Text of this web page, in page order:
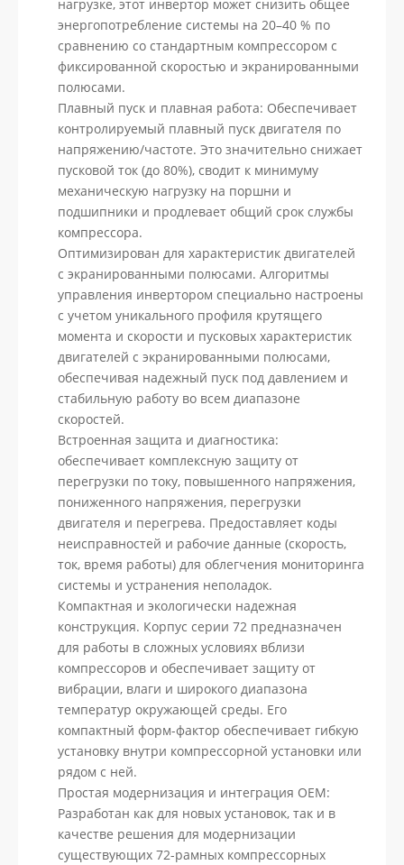
нагрузке, этот инвертор может снизить общее
энергопотребление системы на 20–40 % по
сравнению со стандартным компрессором с
фиксированной скоростью и экранированными
полюсами.
Плавный пуск и плавная работа: Обеспечивает
контролируемый плавный пуск двигателя по
напряжению/частоте. Это значительно снижает
пусковой ток (до 80%), сводит к минимуму
механическую нагрузку на поршни и
подшипники и продлевает общий срок службы
компрессора.
Оптимизирован для характеристик двигателей
с экранированными полюсами. Алгоритмы
управления инвертором специально настроены
с учетом уникального профиля крутящего
момента и скорости и пусковых характеристик
двигателей с экранированными полюсами,
обеспечивая надежный пуск под давлением и
стабильную работу во всем диапазоне
скоростей.
Встроенная защита и диагностика:
обеспечивает комплексную защиту от
перегрузки по току, повышенного напряжения,
пониженного напряжения, перегрузки
двигателя и перегрева. Предоставляет коды
неисправностей и рабочие данные (скорость,
ток, время работы) для облегчения мониторинга
системы и устранения неполадок.
Компактная и экологически надежная
конструкция. Корпус серии 72 предназначен
для работы в сложных условиях вблизи
компрессоров и обеспечивает защиту от
вибрации, влаги и широкого диапазона
температур окружающей среды. Его
компактный форм-фактор обеспечивает гибкую
установку внутри компрессорной установки или
рядом с ней.
Простая модернизация и интеграция OEM:
Разработан как для новых установок, так и в
качестве решения для модернизации
существующих 72-рамных компрессорных